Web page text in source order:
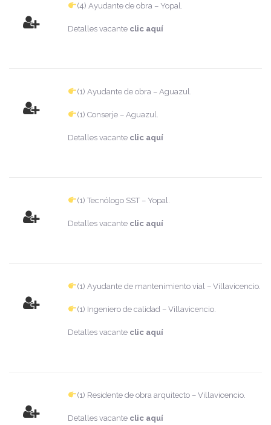
(4) Ayudante de obra – Yopal.
Detalles vacante clic aquí
(1) Ayudante de obra – Aguazul.
(1) Conserje – Aguazul.
Detalles vacante clic aquí
(1) Tecnólogo SST – Yopal.
Detalles vacante clic aquí
(1) Ayudante de mantenimiento vial – Villavicencio.
(1) Ingeniero de calidad – Villavicencio.
Detalles vacante clic aquí
(1) Residente de obra arquitecto – Villavicencio.
Detalles vacante clic aquí